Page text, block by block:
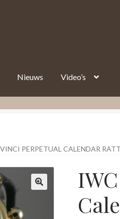
Nieuws Video’s
PERPETUAL CALENDAR